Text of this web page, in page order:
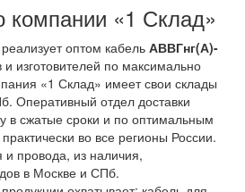
«1 Склад»
оптом кабель АВВГнг(А)-
изготовителей по максимально
«1 Склад» имеет свои склады
Оперативный отдел доставки
в сжатые сроки и по оптимальным
во все регионы России.
провода, из наличия,
в Москве и СПб.